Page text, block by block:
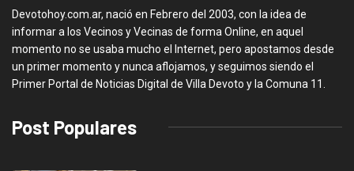
Devotohoy.com.ar, nació en Febrero del 2003, con la idea de
informar a los Vecinos y Vecinas de forma Online, en aquel
momento no se usaba mucho el Internet, pero apostamos desde
un primer momento y nunca aflojamos, y seguimos siendo el
Primer Portal de Noticias Digital de Villa Devoto y la Comuna 11.
Post Populares